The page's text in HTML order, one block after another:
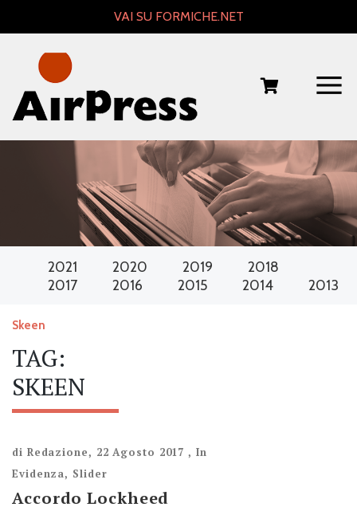
VAI SU FORMICHE.NET
2021 2020 2019
2018
2017
2016 2015 2014 2013
Skeen
TAG:
SKEEN
di Redazione, 22 Agosto 2017 , In
Evidenza, Slider
Accordo Lockheed